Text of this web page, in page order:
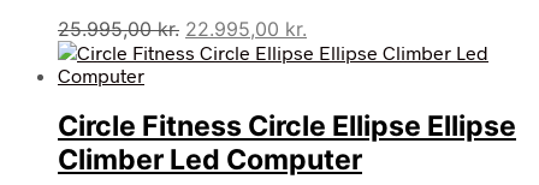
25.995,00kr. Den
oprindelige
25.995,00 kr..
22.995,00 kr.
aktuelle
22.995,00 kr..
Circle Fitness Circle Ellipse Ellipse
Climber Led Computer